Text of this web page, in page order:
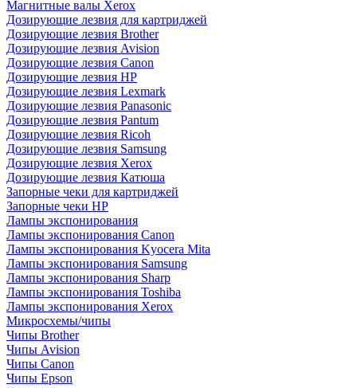
Магнитные валы Xerox
Дозирующие лезвия для картриджей
Дозирующие лезвия Brother
Дозирующие лезвия Avision
Дозирующие лезвия Canon
Дозирующие лезвия HP
Дозирующие лезвия Lexmark
Дозирующие лезвия Panasonic
Дозирующие лезвия Pantum
Дозирующие лезвия Ricoh
Дозирующие лезвия Samsung
Дозирующие лезвия Xerox
Дозирующие лезвия Катюша
Запорные чеки для картриджей
Запорные чеки HP
Лампы экспонирования
Лампы экспонирования Canon
Лампы экспонирования Kyocera Mita
Лампы экспонирования Samsung
Лампы экспонирования Sharp
Лампы экспонирования Toshiba
Лампы экспонирования Xerox
Микросхемы/чипы
Чипы Brother
Чипы Avision
Чипы Canon
Чипы Epson